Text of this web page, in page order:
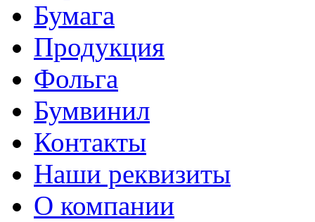
Бумага
Продукция
Фольга
Бумвинил
Контакты
Наши реквизиты
О компании